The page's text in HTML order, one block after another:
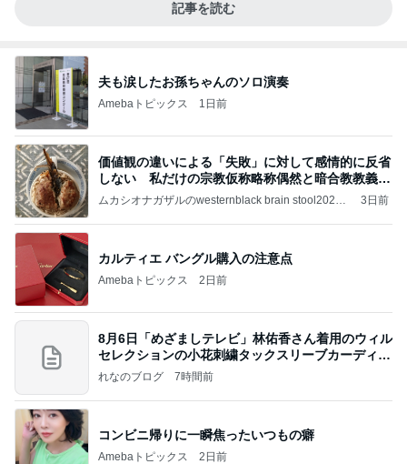
記事を読む
夫も涙したお孫ちゃんのソロ演奏
Amebaトピックス 1日前
価値観の違いによる「失敗」に対して感情的に反省
しない 私だけの宗教仮称略称偶然と暗合教教義候
補
ムカシオナガザルのwesternblack brain stool2024
ガザル
3日前
カルティエ バングル購入の注意点
Amebaトピックス 2日前
8月6日「めざましテレビ」林佑香さん着用のウィル
セレクションの小花刺繍タックスリーブカーディガ
ン
れなのブログ 7時間前
コンビニ帰りに一瞬焦ったいつもの癖
Amebaトピックス 2日前